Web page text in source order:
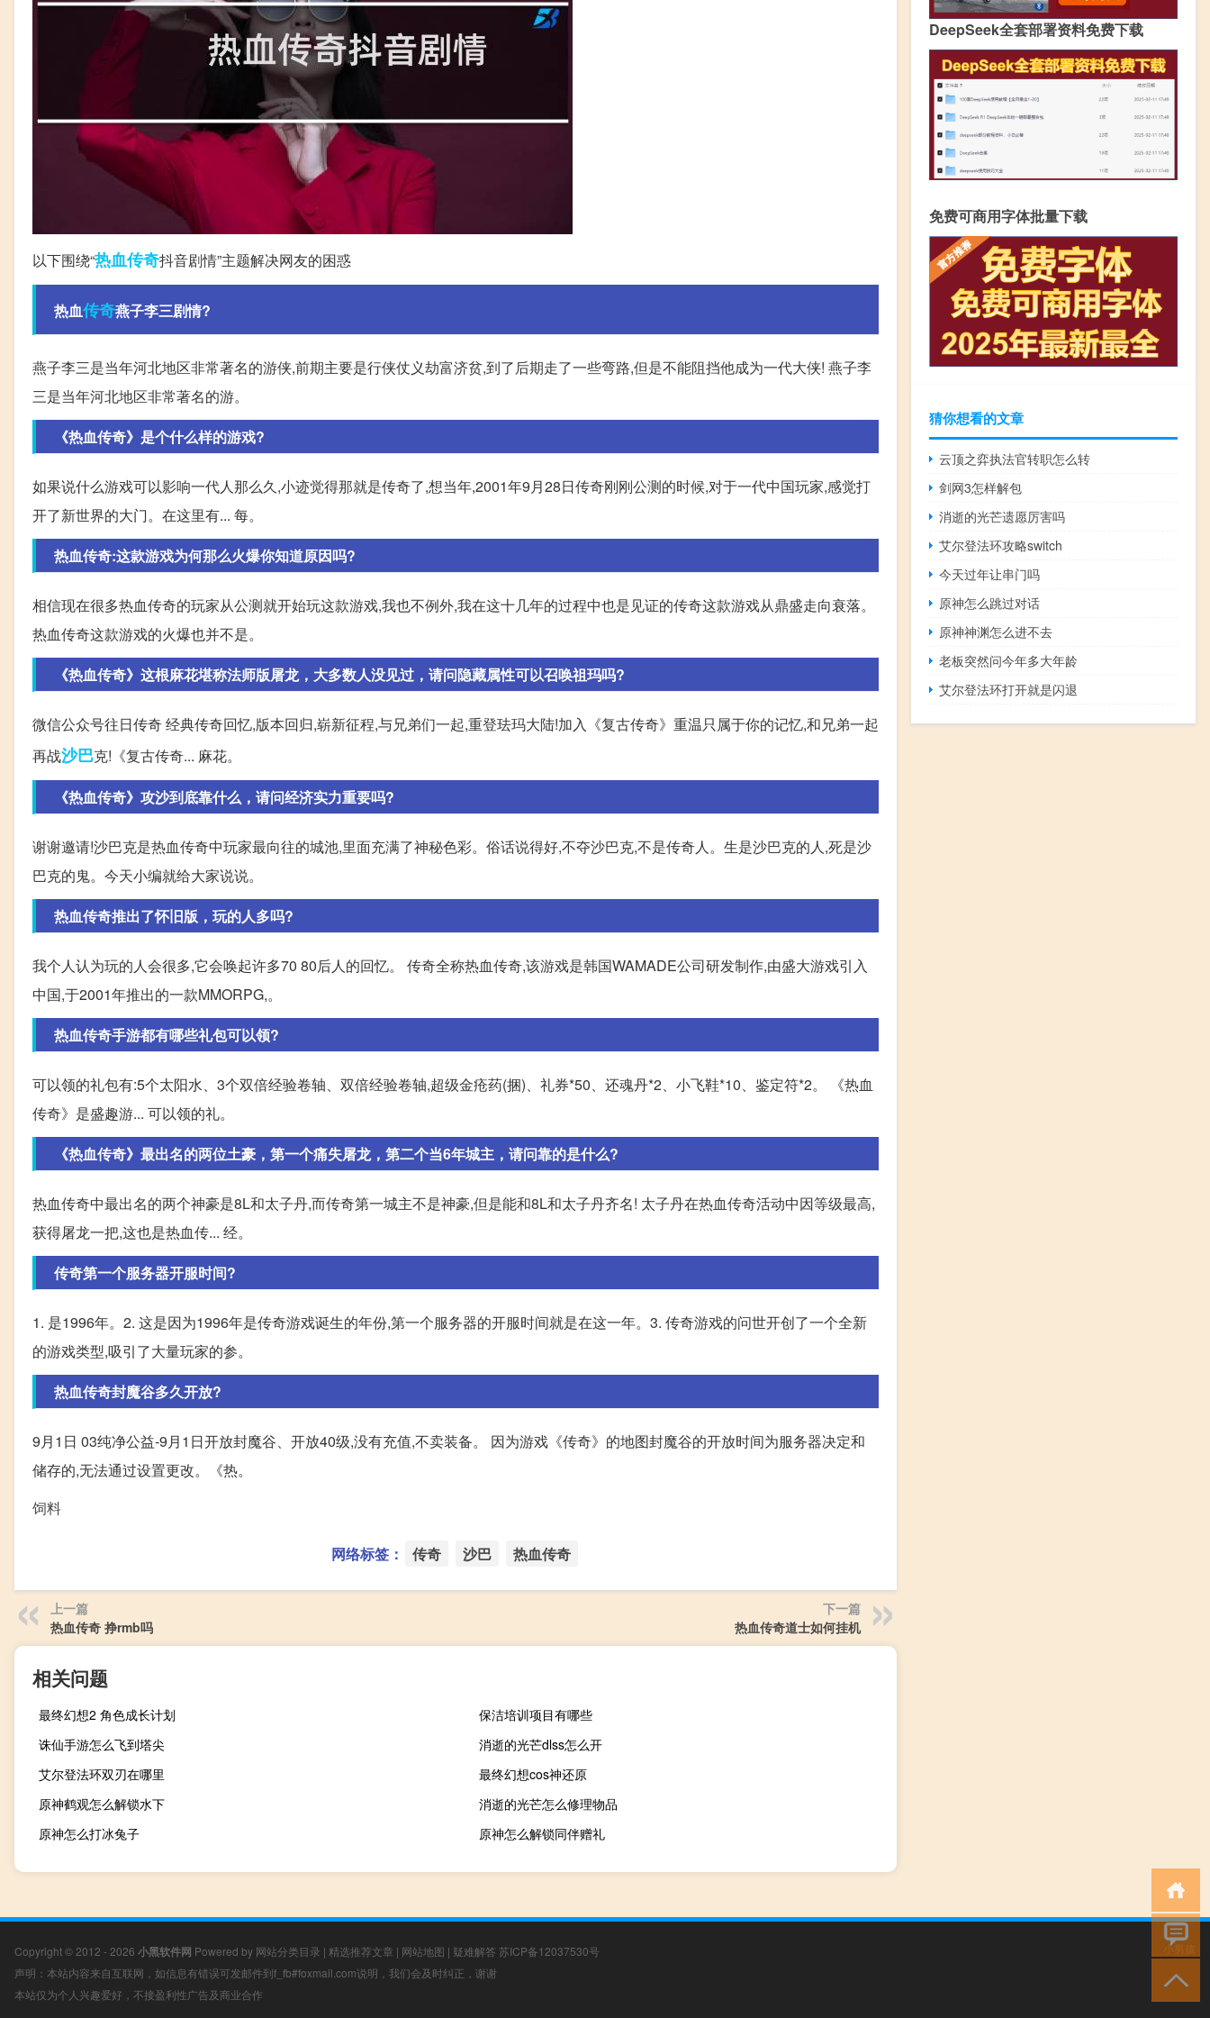
以下围绕“热血传奇抖音剧情”主题解决网友的困惑
热血传奇燕子李三剧情?
燕子李三是当年河北地区非常著名的游侠,前期主要是行侠仗义劫富济贫,到了后期走了一些弯路,但是不能阻挡他成为一代大侠! 燕子李
三是当年河北地区非常著名的游。
《热血传奇》是个什么样的游戏?
如果说什么游戏可以影响一代人那么久,小迹觉得那就是传奇了,想当年,2001年9月28日传奇刚刚公测的时候,对于一代中国玩家,感觉打
开了新世界的大门。在这里有... 每。
热血传奇:这款游戏为何那么火爆你知道原因吗?
相信现在很多热血传奇的玩家从公测就开始玩这款游戏,我也不例外,我在这十几年的过程中也是见证的传奇这款游戏从鼎盛走向衰落。
热血传奇这款游戏的火爆也并不是。
《热血传奇》这根麻花堪称法师版屠龙，大多数人没见过，请问隐藏属性可以召唤祖玛吗?
微信公众号往日传奇 经典传奇回忆,版本回归,崭新征程,与兄弟们一起,重登珐玛大陆!加入《复古传奇》重温只属于你的记忆,和兄弟一起
再战沙巴克!《复古传奇... 麻花。
《热血传奇》攻沙到底靠什么，请问经济实力重要吗?
谢谢邀请!沙巴克是热血传奇中玩家最向往的城池,里面充满了神秘色彩。俗话说得好,不夺沙巴克,不是传奇人。生是沙巴克的人,死是沙
巴克的鬼。今天小编就给大家说说。
热血传奇推出了怀旧版，玩的人多吗?
我个人认为玩的人会很多,它会唤起许多70 80后人的回忆。 传奇全称热血传奇,该游戏是韩国WAMADE公司研发制作,由盛大游戏引入
中国,于2001年推出的一款MMORPG,。
热血传奇手游都有哪些礼包可以领?
可以领的礼包有:5个太阳水、3个双倍经验卷轴、双倍经验卷轴,超级金疮药(捆)、礼券*50、还魂丹*2、小飞鞋*10、鉴定符*2。 《热血
传奇》是盛趣游... 可以领的礼。
《热血传奇》最出名的两位土豪，第一个痛失屠龙，第二个当6年城主，请问靠的是什么?
热血传奇中最出名的两个神豪是8L和太子丹,而传奇第一城主不是神豪,但是能和8L和太子丹齐名! 太子丹在热血传奇活动中因等级最高,
获得屠龙一把,这也是热血传... 经。
传奇第一个服务器开服时间?
1. 是1996年。2. 这是因为1996年是传奇游戏诞生的年份,第一个服务器的开服时间就是在这一年。3. 传奇游戏的问世开创了一个全新
的游戏类型,吸引了大量玩家的参。
热血传奇封魔谷多久开放?
9月1日 03纯净公益-9月1日开放封魔谷、开放40级,没有充值,不卖装备。 因为游戏《传奇》的地图封魔谷的开放时间为服务器决定和
储存的,无法通过设置更改。《热。
饲料
网络标签： 传奇 沙巴 热血传奇
上一篇
热血传奇 挣rmb吗
下一篇
热血传奇道士如何挂机
相关问题
最终幻想2 角色成长计划
保洁培训项目有哪些
诛仙手游怎么飞到塔尖
消逝的光芒dlss怎么开
艾尔登法环双刃在哪里
最终幻想cos神还原
原神鹤观怎么解锁水下
消逝的光芒怎么修理物品
原神怎么打冰兔子
原神怎么解锁同伴赠礼
DeepSeek全套部署资料免费下载
免费可商用字体批量下载
猜你想看的文章
云顶之弈执法官转职怎么转
剑网3怎样解包
消逝的光芒遗愿厉害吗
艾尔登法环攻略switch
今天过年让串门吗
原神怎么跳过对话
原神神渊怎么进不去
老板突然问今年多大年龄
艾尔登法环打开就是闪退
Copyright © 2012 - 2026 小黑软件网 Powered by 网站分类目录 | 精选推荐文章 | 网站地图 | 疑难解答 苏ICP备12037530号
声明：本站内容来自互联网，如信息有错误可发邮件到f_fb#foxmail.com说明，我们会及时纠正，谢谢
本站仅为个人兴趣爱好，不接盈利性广告及商业合作
小男孩